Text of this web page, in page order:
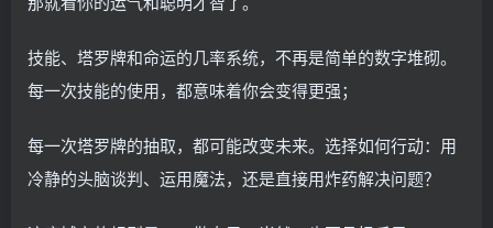
技能、塔罗牌和命运的几率系统，不再是简单的数字堆砌。
每一次技能的使用，都意味着你会变得更强；
每一次塔罗牌的抽取，都可能改变未来。选择如何行动：用
冷静的头脑谈判、运用魔法，还是直接用炸药解决问题？